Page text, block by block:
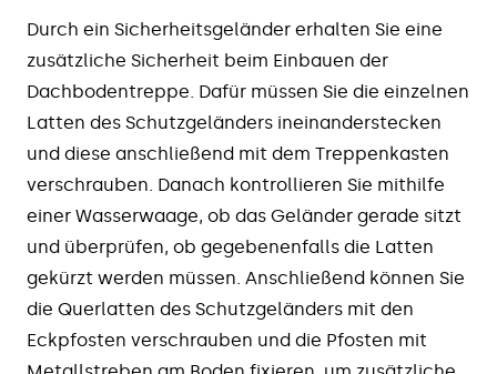
Durch ein Sicherheitsgeländer erhalten Sie eine
zusätzliche Sicherheit beim Einbauen der
Dachbodentreppe. Dafür müssen Sie die einzelnen
Latten des Schutzgeländers ineinanderstecken
und diese anschließend mit dem Treppenkasten
verschrauben. Danach kontrollieren Sie mithilfe
einer Wasserwaage, ob das Geländer gerade sitzt
und überprüfen, ob gegebenenfalls die Latten
gekürzt werden müssen. Anschließend können Sie
die Querlatten des Schutzgeländers mit den
Eckpfosten verschrauben und die Pfosten mit